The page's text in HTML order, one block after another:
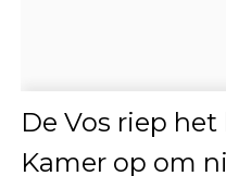
De Vos riep
Kamer op om